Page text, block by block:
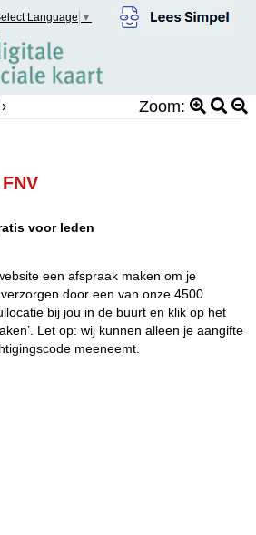
Language ▼
› Zoom:
voor leden
een afspraak maken om je
door een van onze 4500
bij jou in de buurt en klik op het
Let op: wij kunnen alleen je aangifte
meeneemt.